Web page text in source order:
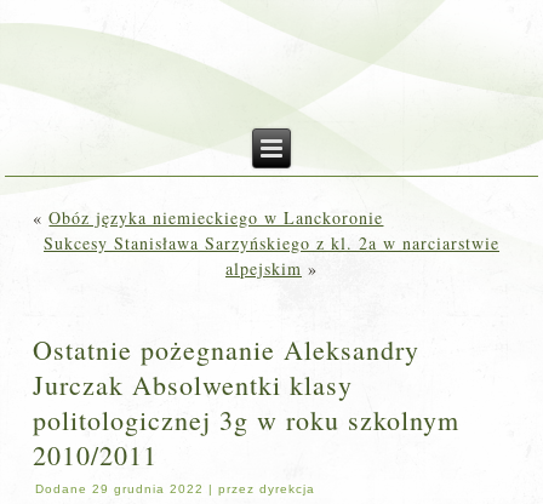
«Obóz języka niemieckiego w Lanckoronie
Sukcesy Stanisława Sarzyńskiego z kl. 2a w narciarstwie
alpejskim »
Ostatnie pożegnanie Aleksandry
Jurczak Absolwentki klasy
politologicznej 3g w roku szkolnym
2010/2011
Dodane 29 grudnia 2022 |przez dyrekcja